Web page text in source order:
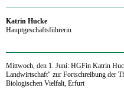
Katrin Hucke
Hauptgeschäftsführerin
Mittwoch, den 1. Juni: HGFin Katrin
Landwirtschaft" zur Fortschreibung der
Biologischen Vielfalt, Erfurt